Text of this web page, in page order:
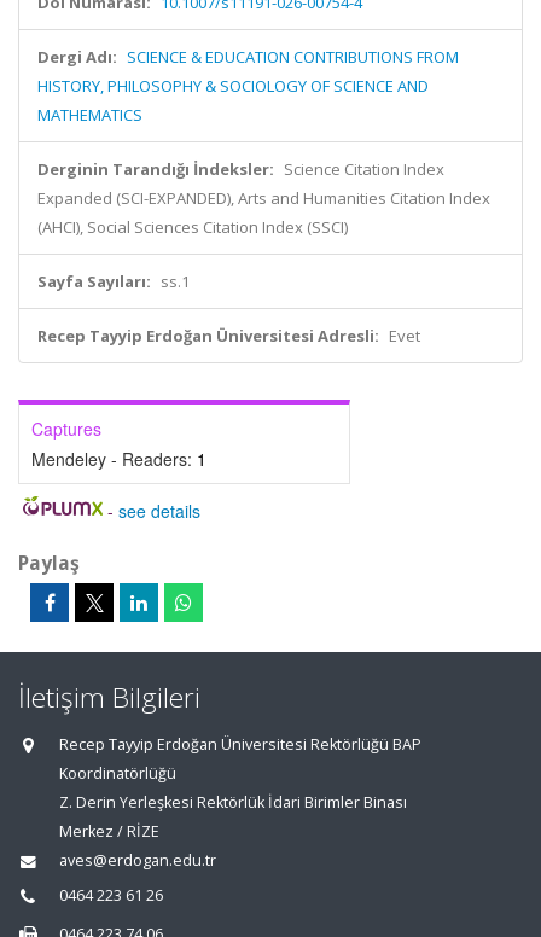
Dergi Adı: SCIENCE & EDUCATION CONTRIBUTIONS FROM
HISTORY, PHILOSOPHY & SOCIOLOGY OF SCIENCE AND
MATHEMATICS
Derginin Tarandığı İndeksler: Science Citation Index
Expanded (SCI-EXPANDED), Arts and Humanities Citation Index
(AHCI), Social Sciences Citation Index (SSCI)
Sayfa Sayıları: ss.1
Recep Tayyip Erdoğan Üniversitesi Adresli: Evet
Captures
Mendeley - Readers: 1
- see details
Paylaş
İletişim Bilgileri
Recep Tayyip Erdoğan Üniversitesi Rektörlüğü BAP
Koordinatörlüğü
Z. Derin Yerleşkesi Rektörlük İdari Birimler Binası
Merkez / RİZE
aves@erdogan.edu.tr
0464 223 61 26